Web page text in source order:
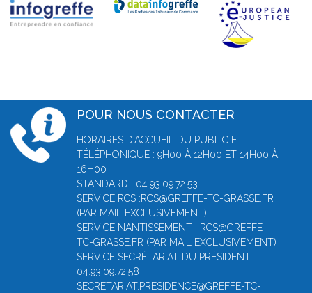
POUR NOUS CONTACTER
HORAIRES D'ACCUEIL DU PUBLIC ET
TÉLÉPHONIQUE : 9H00 À 12H00 ET 14H00 À
16H00
STANDARD : 04.93.09.72.53
SERVICE RCS :RCS@GREFFE-TC-GRASSE.FR
(PAR MAIL EXCLUSIVEMENT)
SERVICE NANTISSEMENT : RCS@GREFFE-
TC-GRASSE.FR (PAR MAIL EXCLUSIVEMENT)
SERVICE SECRÉTARIAT DU PRÉSIDENT :
04.93.09.72.58
SECRETARIAT.PRESIDENCE@GREFFE-TC-